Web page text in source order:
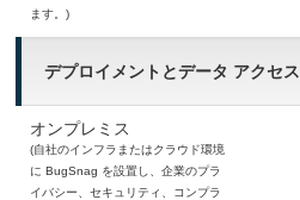
ます。)
デプロイメントとデータ アクセス
オンプレミス
(自社のインフラまたはクラウド環境
に BugSnag を設置し、企業のプラ
イバシー、セキュリティ、コンプラ